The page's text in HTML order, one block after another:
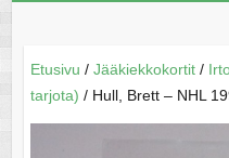
Etusivu / Jääkiekkokortit/
tarjota) / Hull, Brett – NHL